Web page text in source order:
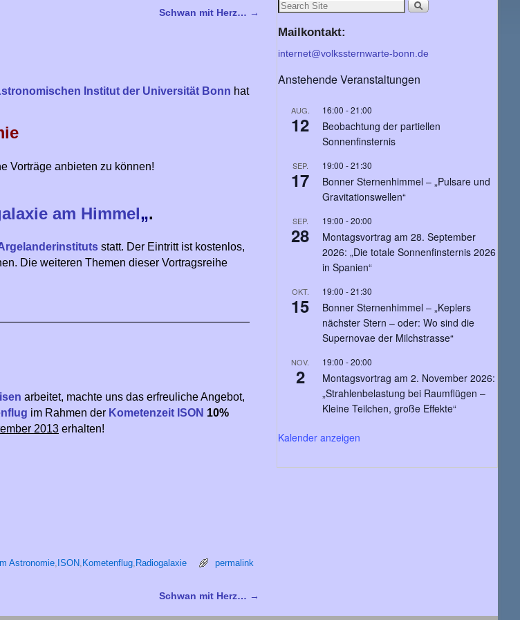
Schwan mit Herz… →
Institut der Universität Bonn hat
Vorträge anbieten zu können!
am Himmel„.
statt. Der Eintritt ist kostenlos,
Die weiteren Themen dieser Vortragsreihe
arbeitet, machte uns das erfreuliche Angebot,
im Rahmen der Kometenzeit ISON 10%
2013 erhalten!
Astronomie, ISON, Kometenflug, Radiogalaxie permalink
Schwan mit Herz… →
Mailkontakt:
internet@volkssternwarte-bonn.de
Anstehende Veranstaltungen
AUG.
12
16:00 -21:00
Beobachtung der partiellen
Sonnenfinsternis
SEP.
17
19:00 -21:30
Bonner Sternenhimmel – „Pulsare und
Gravitationswellen“
SEP.
28
19:00 -20:00
Montagsvortrag am 28. September
2026: „Die totale Sonnenfinsternis 2026
in Spanien“
OKT.
15
19:00 -21:30
Bonner Sternenhimmel – „Keplers
nächster Stern – oder: Wo sind die
Supernovae der Milchstrasse“
NOV.
2
19:00 -20:00
Montagsvortrag am 2. November 2026:
„Strahlenbelastung bei Raumflügen –
Kleine Teilchen, große Effekte“
Kalender anzeigen